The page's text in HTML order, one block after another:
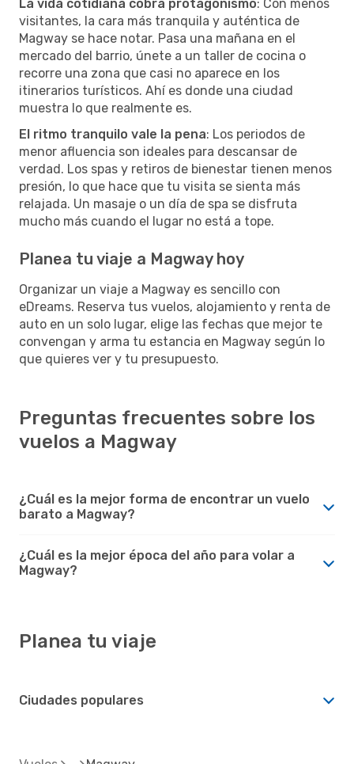
La vida cotidiana cobra protagonismo: Con menos
visitantes, la cara más tranquila y auténtica de
Magway se hace notar. Pasa una mañana en el
mercado del barrio, únete a un taller de cocina o
recorre una zona que casi no aparece en los
itinerarios turísticos. Ahí es donde una ciudad
muestra lo que realmente es.
El ritmo tranquilo vale la pena: Los periodos de
menor afluencia son ideales para descansar de
verdad. Los spas y retiros de bienestar tienen menos
presión, lo que hace que tu visita se sienta más
relajada. Un masaje o un día de spa se disfruta
mucho más cuando el lugar no está a tope.
Planea tu viaje a Magway hoy
Organizar un viaje a Magway es sencillo con
eDreams. Reserva tus vuelos, alojamiento y renta de
auto en un solo lugar, elige las fechas que mejor te
convengan y arma tu estancia en Magway según lo
que quieres ver y tu presupuesto.
Preguntas frecuentes sobre los
vuelos a Magway
¿Cuál es la mejor forma de encontrar un vuelo
barato a Magway?
¿Cuál es la mejor época del año para volar a
Magway?
Planea tu viaje
Ciudades populares